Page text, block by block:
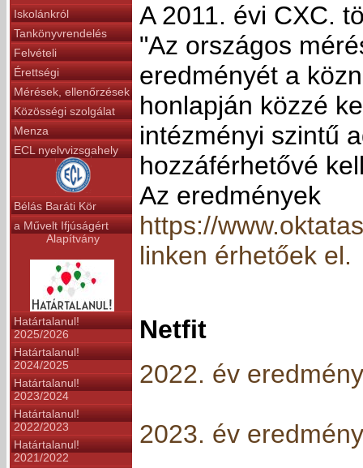
Iskolánkról
Tankönyvrendelés
Felvételi
Érettségi
Mérések, ellenőrzések
Közösségi szolgálat
Menza
ECL nyelvvizsgahely
Bélás Baráti Kör
a Művelt Ifjúságért
Alapítvány
Határtalanul!
2025/2026
Határtalanul!
2024/2025
Határtalanul!
2023/2024
Határtalanul!
2022/2023
Határtalanul!
2021/2022
A 2011. évi CXC.
"Az országos
eredményét a
honlapján közzé
intézményi szintű
hozzáférhetővé
Az eredmények
https://
linken érhetőek el.
Netfit
2022. év
2023. év